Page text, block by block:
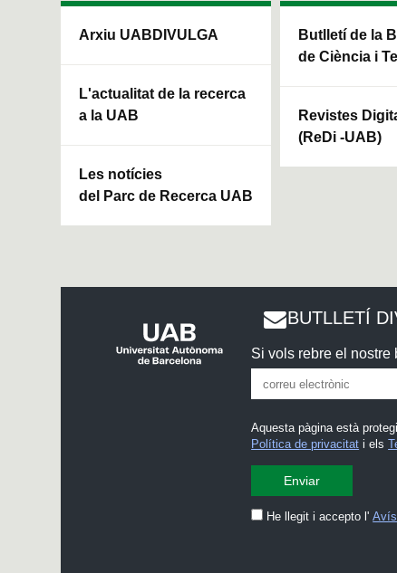
Arxiu UABDIVULGA
L'actualitat de la recerca
a la UAB
Les notícies
del Parc de Recerca UAB
Butlletí de la
de Ciència i
Revistes
(ReDi -UAB)
BUTLLETÍ
Si vols rebre el nostre
Aquesta pàgina està
Política de privacitat i els
He llegit i accepto l'